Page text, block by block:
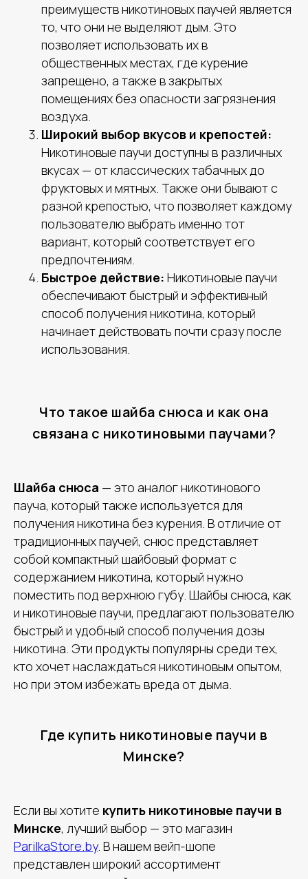
преимуществ никотиновых паучей является
то, что они не выделяют дым. Это
позволяет использовать их в
общественных местах, где курение
запрещено, а также в закрытых
помещениях без опасности загрязнения
воздуха.
Широкий выбор вкусов и крепостей:
Никотиновые паучи доступны в различных
вкусах — от классических табачных до
фруктовых и мятных. Также они бывают с
разной крепостью, что позволяет каждому
пользователю выбрать именно тот
вариант, который соответствует его
предпочтениям.
Быстрое действие: Никотиновые паучи
обеспечивают быстрый и эффективный
способ получения никотина, который
начинает действовать почти сразу после
использования.
Что такое шайба снюса и как она
связана с никотиновыми паучами?
Шайба снюса — это аналог никотинового
пауча, который также используется для
получения никотина без курения. В отличие от
традиционных паучей, снюс представляет
собой компактный шайбовый формат с
содержанием никотина, который нужно
поместить под верхнюю губу. Шайбы снюса, как
и никотиновые паучи, предлагают пользователю
быстрый и удобный способ получения дозы
никотина. Эти продукты популярны среди тех,
кто хочет наслаждаться никотиновым опытом,
но при этом избежать вреда от дыма.
Где купить никотиновые паучи в
Минске?
Если вы хотите купить никотиновые паучи в
Минске, лучший выбор — это магазин
ParilkaStore.by. В нашем вейп-шопе
представлен широкий ассортимент